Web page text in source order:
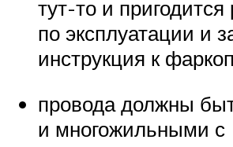
тут-то и пригодится
по эксплуатации и
инструкция к
провода должны
и многожильными с